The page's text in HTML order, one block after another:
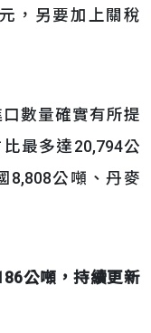
，另要加上關稅
數量確實有所提
最多達20,794公
8,808公噸、丹麥
公噸，持續更新